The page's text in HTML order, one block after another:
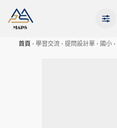
首頁 學習交流 提問設計單 國小